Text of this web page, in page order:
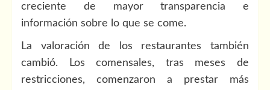
creciente de mayor transparencia e
información sobre lo que se come.
La valoración de los restaurantes también
cambió. Los comensales, tras meses de
restricciones, comenzaron a prestar más